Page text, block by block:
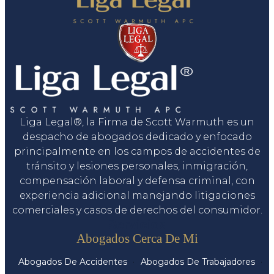
Liga Legal®, la Firma de Scott Warmuth es un
despacho de abogados dedicado y enfocado
principalmente en los campos de accidentes de
tránsito y lesiones personales, inmigración,
compensación laboral y defensa criminal, con
experiencia adicional manejando litigaciones
comerciales y casos de derechos del consumidor.
Abogados Cerca De Mi
Abogados De Accidentes Abogados De Trabajadores